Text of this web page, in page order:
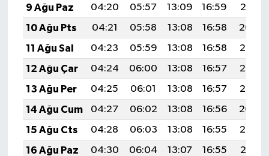
9 Ağu Paz
04:20 05:57 13:09 16:59
20:10
10 Ağu Pts
04:21 05:58 13:08 16:58
20:09
11 Ağu Sal
04:23 05:59 13:08 16:58
20:08
12 Ağu Çar
04:24 06:00 13:08 16:57
20:06
13 Ağu Per
04:25 06:01 13:08 16:57
20:05
14 Ağu Cum
04:27 06:02 13:08 16:56
20:04
15 Ağu Cts
04:28 06:03 13:08 16:55
20:02
16 Ağu Paz
04:30 06:04 13:07 16:55
20:01